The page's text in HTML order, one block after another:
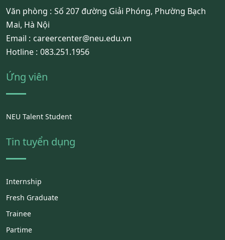
Văn phòng : Số 207 đường Giải Phóng, Phường Bạch
Mai, Hà Nội
Email : careercenter@neu.edu.vn
Hotline : 083.251.1956
Ứng viên
NEU Talent Student
Tin tuyển dụng
Internship
Fresh Graduate
Trainee
Partime